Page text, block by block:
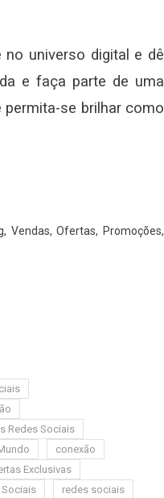
no universo digital e dê
e faça parte de uma
se brilhar como
Vendas, Ofertas, Promoções,
Redes Sociais
conexão
Exclusivas
Sociais
redes sociais